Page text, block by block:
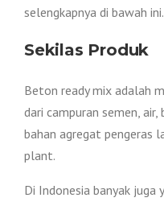
selengkapnya di bawah ini.
Sekilas Produk
Beton ready mix adalah
dari campuran semen,
bahan agregat pengeras
plant.
Di Indonesia banyak juga